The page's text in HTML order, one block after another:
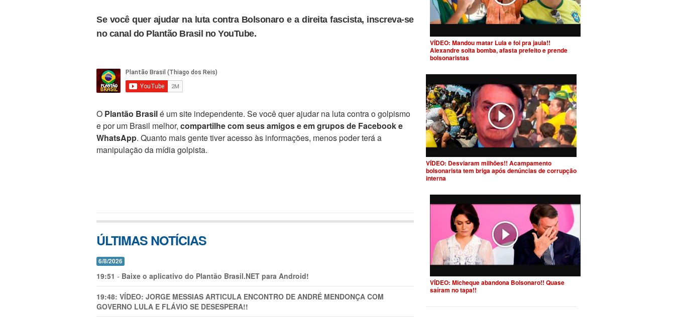
Se você quer ajudar na luta contra Bolsonaro e a direita fascista, inscreva-se
no canal do Plantão Brasil no YouTube.
O Plantão Brasilé um site independente. Se você quer ajudar na luta contra o golpismo
e por um Brasil melhor, compartilhe com seus amigos e em grupos de Facebook e
WhatsApp. Quanto mais gente tiver acesso às informações, menos poder terá a
manipulação da mídia golpista.
ÚLTIMAS NOTÍCIAS
6/8/2026
19:51 - Baixe o aplicativo do Plantão Brasil.NET para Android!
19:48: VÍDEO: JORGE MESSIAS ARTICULA ENCONTRO DE ANDRÉ MENDONÇA COM
GOVERNO LULA E FLÁVIO SE DESESPERA!!
VÍDEO: Mandou matar Lula e foi pra jaula!!
Alexandre solta bomba, afasta prefeito e prende
bolsonaristas
VÍDEO: Desviaram milhões!! Acampamento
bolsonarista tem briga após denúncias de corrupção
interna
VÍDEO: Micheque abandona Bolsonaro!! Quase
saíram no tapa!!